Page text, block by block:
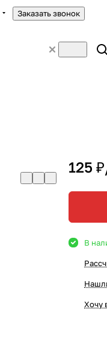
Заказать звонок
125
В
Хочу